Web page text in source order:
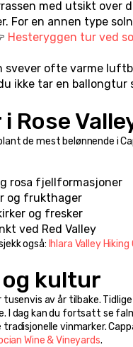
med utsikt over
For en annen type
Hesteryggen tur ved
svever ofte varme
ikke tar en
Rose
de mest belønnende i
rosa fjellformasjoner
og frukthager
og fresker
ved Red Valley
også: Ihlara Valley Hiking
kultur
tusenvis av år tilbake.
I dag kan du fortsatt se
vinmarker.
Wine & Vineyards.